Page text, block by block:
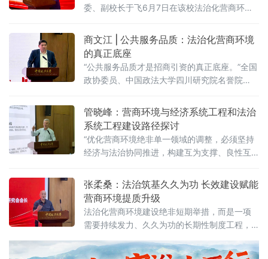
委、副校长于飞6月7日在该校法治化营商环境
商环境的核心要义在于法治化保障——因为法
治提供明确的预期。当天，中国政法大学法治
化营商环境建设与数字金融研究中心在京正式
成立，同步启动“法治筑基、商业有序——地方
政府促进招商引资和高质量发展路径”法治化营
商文江 | 公共服务品质：法治化营商环境
的真正底座
“公共服务品质才是招商引资的真正底座。”全国
政协委员、中国政法大学四川研究院名誉院
营商环境建设与数字金融研究中心揭牌仪式上
作出上述表示。他指出，《公平竞争审查条
例》施行后，各地招商引资的竞争焦点已从“拼
政策洼地”转向“拼服务高地”“拼法治高地”，长期
稳定、高效透明的法治环境与公共服务成为吸
管晓峰：营商环境与经济系统工程和法治
系统工程建设路径探讨
“优化营商环境绝非单一领域的调整，必须坚持
经济与法治协同推进，构建互为支撑、良性互
教授管晓峰6月7日在中国政法大学法治化营商
环境建设与数字金融研究中心揭牌仪式上作出
上述表示。他在题为《营商环境与经济、法治
系统工程建设路径探讨》的主题演讲中，系统
阐述以系统工程思维推进营商环境建设的理论
框架与实践路径。管晓峰从市场发展环境问
张柔桑：法治筑基久久为功 长效建设赋能
营商环境提质升级
法治化营商环境建设绝非短期举措，而是一项
需要持续发力、久久为功的长期性制度工程，
展的根本路径。